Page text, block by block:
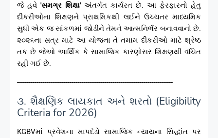
જે હવે 'સમગ્ર શિક્ષા' અંતર્ગત કાર્યરત છે. આ ફેરફારનો હેતુ
દીકરીઓના શિક્ષણને પ્રાથમિકથી લઈને ઉચ્ચતર માધ્યમિક
સુધી એક જ સાંકળમાં જોડીને તેમને આત્મનિર્ભર બનાવવાનો છે.
૨૦૨૬ના સત્ર માટે આ યોજના તે તમામ દીકરીઓ માટે શ્રેષ્ઠ
તક છે જેઓ આર્થિક કે સામાજિક કારણોસર શિક્ષણથી વંચિત
રહી ગઈ છે.
--------------------------------------------------------------------------------
૩. શૈક્ષણિક લાયકાત અને શરતો (Eligibility
Criteria for 2026)
KGBVમાં પ્રવેશના માપદંડો સામાજિક ન્યાયના સિદ્ધાંત પર